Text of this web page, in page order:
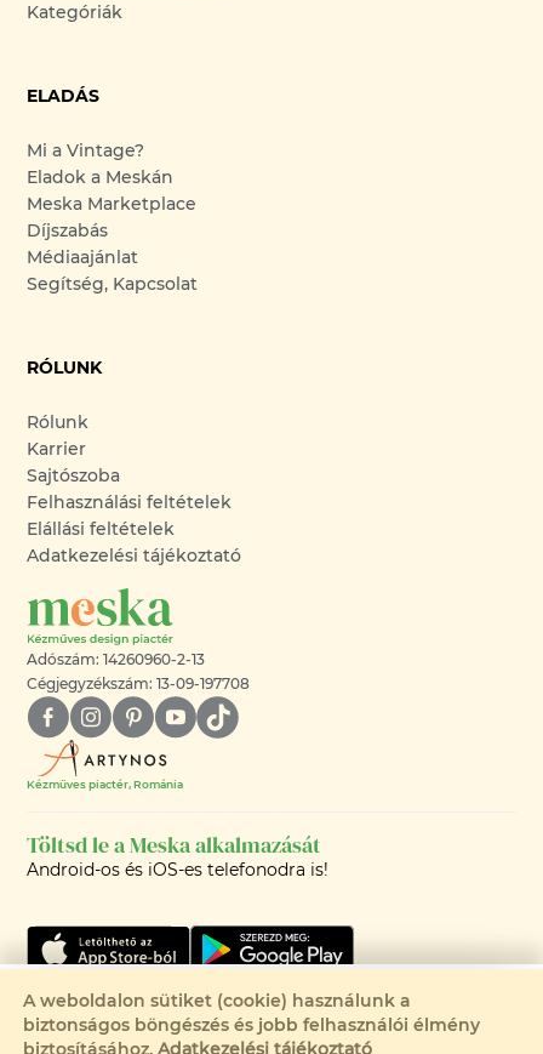
Csak 1 elérhető
Eladva
Kategóriák
ELADÁS
Mi a Vintage?
Eladok a Meskán
Meska Marketplace
Díjszabás
Médiaajánlat
Segítség, Kapcsolat
RÓLUNK
Rólunk
Karrier
Sajtószoba
Felhasználási feltételek
Elállási feltételek
Adatkezelési tájékoztató
Adószám: 14260960-2-13
Cégjegyzékszám: 13-09-197708
Kézműves piactér, Románia
Töltsd le a Meska alkalmazását
Android-os és iOS-es telefonodra is!
©2008-2026 - MESKA.HU -
A weboldalon sütiket (cookie) használunk a
biztonságos böngészés és jobb felhasználói élmény
biztosításához. Adatkezelési tájékoztató